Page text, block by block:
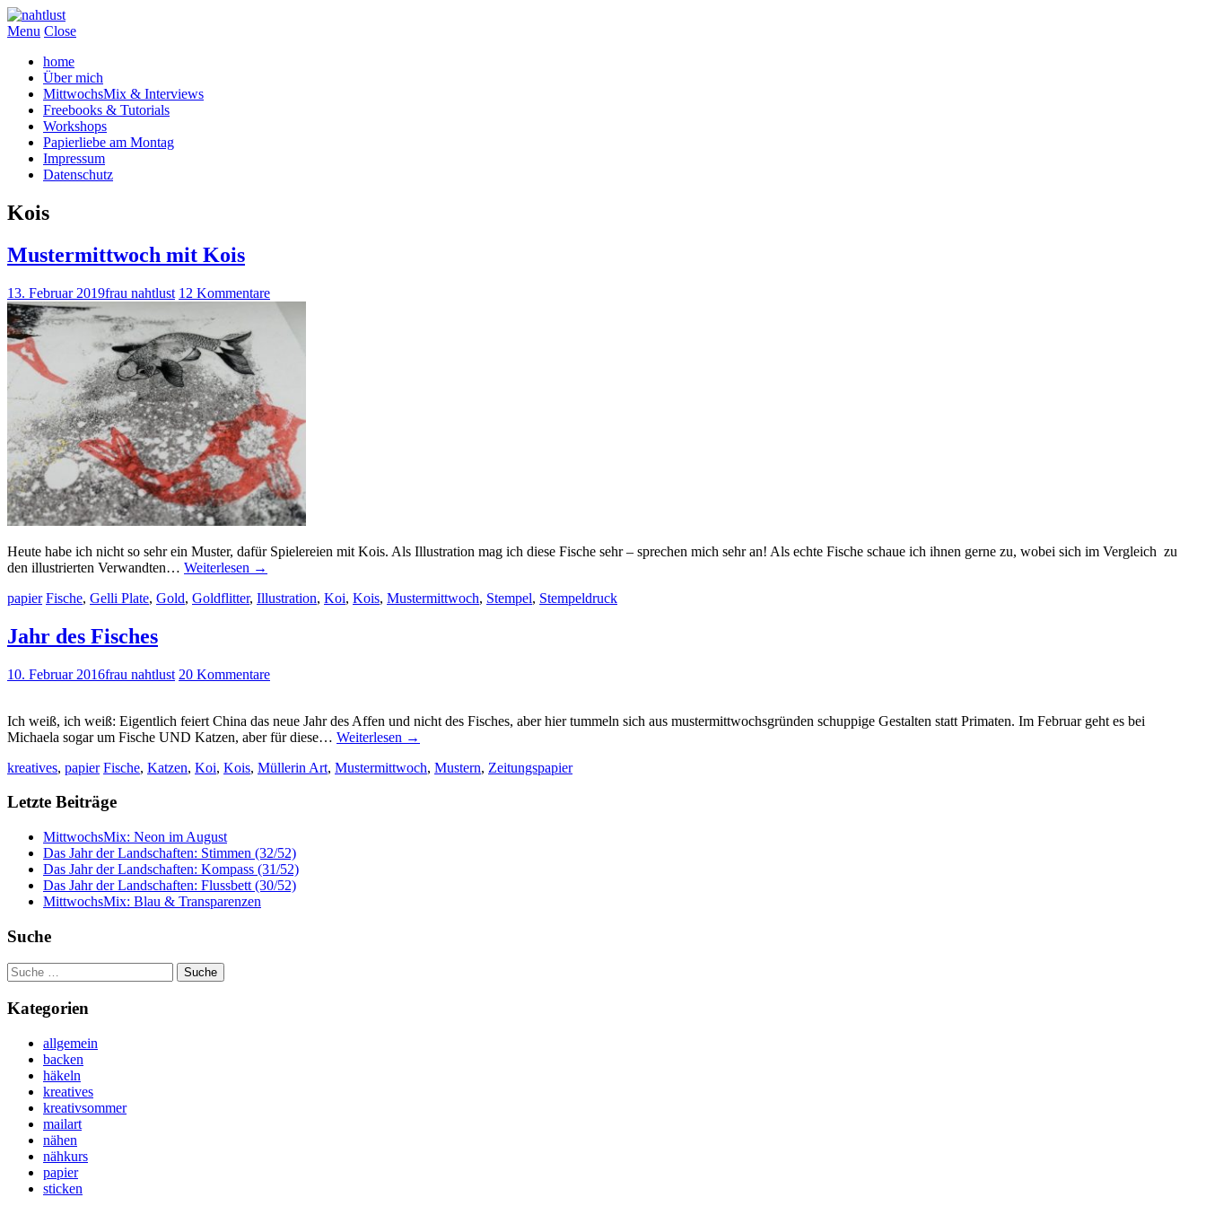
Menu Close
home
Über mich
MittwochsMix & Interviews
Freebooks & Tutorials
Workshops
Papierliebe am Montag
Impressum
Datenschutz
Kois
Mustermittwoch mit Kois
13. Februar 2019frau nahtlust 12 Kommentare
Heute habe ich nicht so sehr ein Muster, dafür Spielereien mit Kois. Als Illustration mag ich diese Fische sehr – sprechen mich sehr an! Als echte Fische schaue ich ihnen gerne zu, wobei sich im Vergleich zu
den illustrierten Verwandten… Weiterlesen →
papier Fische, Gelli Plate, Gold, Goldflitter, Illustration, Koi, Kois, Mustermittwoch, Stempel, Stempeldruck
Jahr des Fisches
10. Februar 2016frau nahtlust 20 Kommentare
Ich weiß, ich weiß: Eigentlich feiert China das neue Jahr des Affen und nicht des Fisches, aber hier tummeln sich aus mustermittwochsgründen schuppige Gestalten statt Primaten. Im Februar geht es bei
Michaela sogar um Fische UND Katzen, aber für diese… Weiterlesen →
kreatives, papier Fische, Katzen, Koi, Kois, Müllerin Art, Mustermittwoch, Mustern, Zeitungspapier
Letzte Beiträge
MittwochsMix: Neon im August
Das Jahr der Landschaften: Stimmen (32/52)
Das Jahr der Landschaften: Kompass (31/52)
Das Jahr der Landschaften: Flussbett (30/52)
MittwochsMix: Blau & Transparenzen
Suche
Suche
nach:
Kategorien
allgemein
backen
häkeln
kreatives
kreativsommer
mailart
nähen
nähkurs
papier
sticken